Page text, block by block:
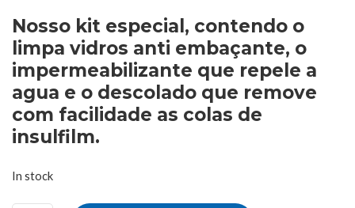
Nosso kit especial, contendo o
limpa vidros anti embaçante, o
impermeabilizante que repele a
agua e o descolado que remove
com facilidade as colas de
insulfilm.
In stock